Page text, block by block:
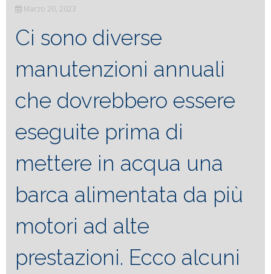
Marzo 20, 2023
Ci sono diverse
manutenzioni annuali
che dovrebbero essere
eseguite prima di
mettere in acqua una
barca alimentata da più
motori ad alte
prestazioni. Ecco alcuni